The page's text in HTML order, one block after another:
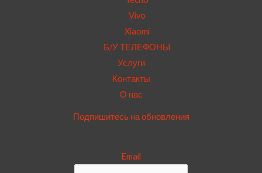
Vivo
Xiaomi
Б/У ТЕЛЕФОНЫ
Услуги
Контакты
О нас
Подпишитесь на обновления
Email